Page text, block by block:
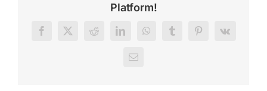
Platform!
Facebook
X RedditLinkedInWhatsAppTumblrPinterest
Vk
Correo